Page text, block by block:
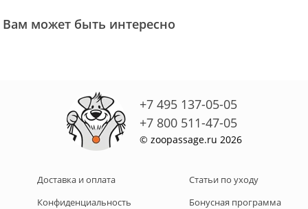
Вам может быть интересно
+7 495 137-05-05
+7 800 511-47-05
© zoopassage.ru 2026
Доставка и оплата
Конфиденциальность
Статьи по уходу
Бонусная программа